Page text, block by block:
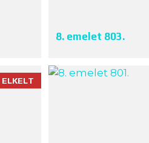
8. emelet 803.
ELKELT